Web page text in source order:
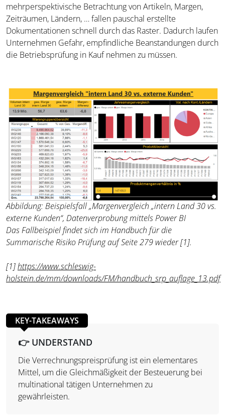
mehrperspektivische Betrachtung von Artikeln, Margen,
Zeiträumen, Ländern, … fallen pauschal erstellte
Dokumentationen schnell durch das Raster. Dadurch laufen
Unternehmen Gefahr, empfindliche Beanstandungen durch
die Betriebsprüfung in Kauf nehmen zu müssen.
Abbildung: Beispielsfall „Margenvergleich „intern Land 30 vs.
externe Kunden“, Datenverprobung mittels Power BI
Das Fallbeispiel findet sich im Handbuch für die
Summarische Risiko Prüfung auf Seite 279 wieder [1].
[1]https://www.schleswig-
holstein.de/mm/downloads/FM/handbuch_srp_auflage_13.pdf
KEY-TAKEAWAYS
👉 UNDERSTAND
Die Verrechnungspreisprüfung ist ein elementares
Mittel, um die Gleichmäßigkeit der Besteuerung bei
multinational tätigen Unternehmen zu
gewährleisten.